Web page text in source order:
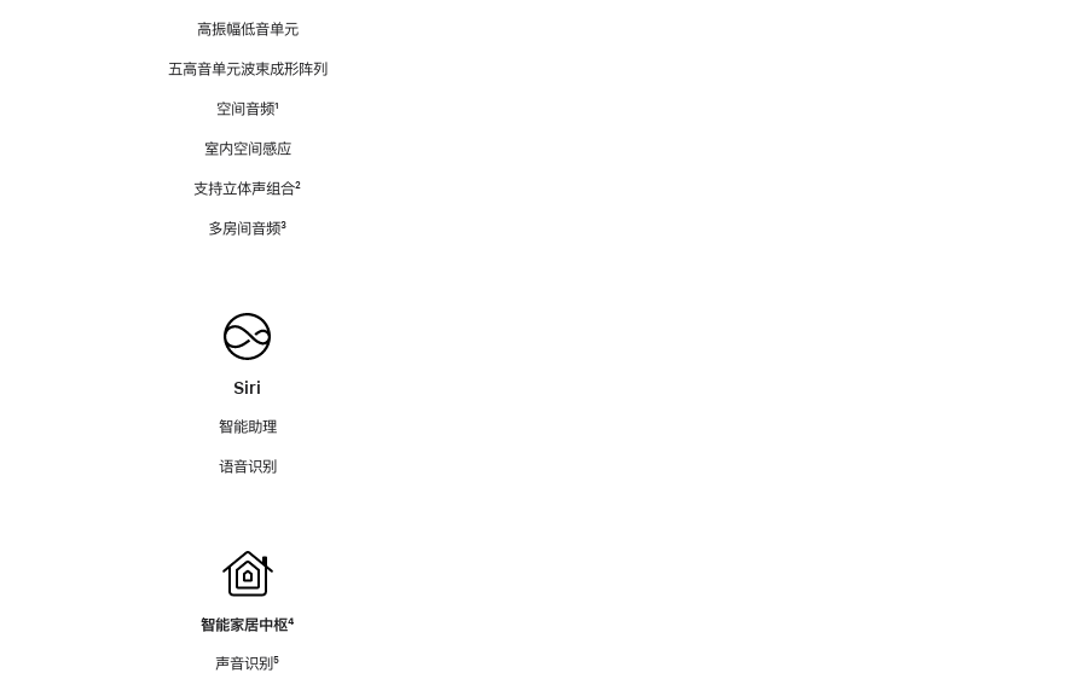
高振幅低音单元
五高音单元波束成形阵列
空间音频脚
¹
室内空间感应
支持立体声组合脚
²
多房间音频脚
³
Siri
智能助理
语音识别
智能家居中枢脚
⁴
声音识别脚
⁵